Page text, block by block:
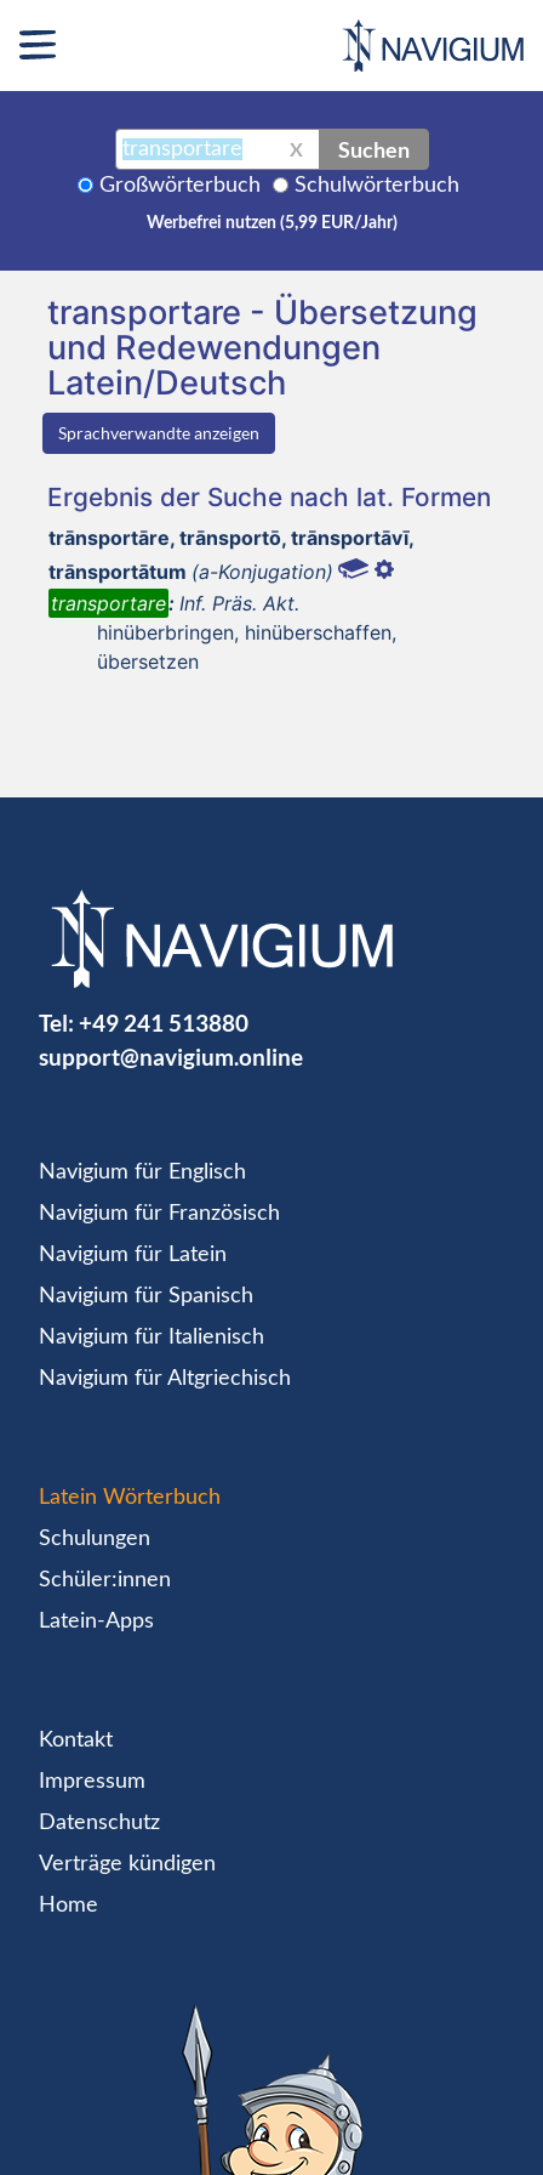
X Suchen
Großwörterbuch Schulwörterbuch
Werbefrei nutzen (5,99 EUR/Jahr)
transportare - Übersetzung
und Redewendungen
Latein/Deutsch
Sprachverwandte anzeigen
Ergebnis der Suche nach lat. Formen
trānsportāre, trānsportō, trānsportāvī,
trānsportātum (a-Konjugation)
transportare: Inf. Präs. Akt.
hinüberbringen, hinüberschaffen,
übersetzen
Tel: +49 241 513880
support@navigium.online
Navigium für Englisch
Navigium für Französisch
Navigium für Latein
Navigium für Spanisch
Navigium für Italienisch
Navigium für Altgriechisch
Latein Wörterbuch
Schulungen
Schüler:innen
Latein-Apps
Kontakt
Impressum
Datenschutz
Verträge kündigen
Home